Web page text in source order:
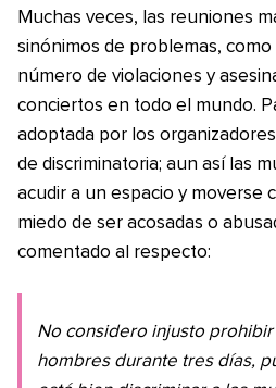
Muchas veces, las reuniones
sinónimos de problemas, como
número de violaciones y
conciertos en todo el mundo.
adoptada por los
de discriminatoria; aun así las
acudir a un espacio y moverse
miedo de ser acosadas o
comentado al respecto:
No considero injusto
hombres durante tres días,